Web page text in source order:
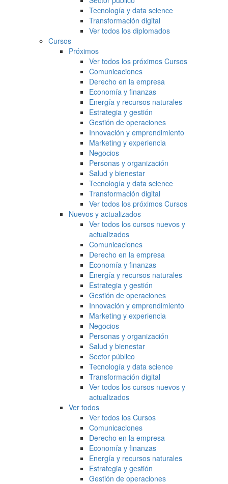
Tecnología y data science
Transformación digital
Ver todos los diplomados
Cursos
Próximos
Ver todos los próximos Cursos
Comunicaciones
Derecho en la empresa
Economía y finanzas
Energía y recursos naturales
Estrategia y gestión
Gestión de operaciones
Innovación y emprendimiento
Marketing y experiencia
Negocios
Personas y organización
Salud y bienestar
Tecnología y data science
Transformación digital
Ver todos los próximos Cursos
Nuevos y actualizados
Ver todos los cursos nuevos y
actualizados
Comunicaciones
Derecho en la empresa
Economía y finanzas
Energía y recursos naturales
Estrategia y gestión
Gestión de operaciones
Innovación y emprendimiento
Marketing y experiencia
Negocios
Personas y organización
Salud y bienestar
Sector público
Tecnología y data science
Transformación digital
Ver todos los cursos nuevos y
actualizados
Ver todos
Ver todos los Cursos
Comunicaciones
Derecho en la empresa
Economía y finanzas
Energía y recursos naturales
Estrategia y gestión
Gestión de operaciones